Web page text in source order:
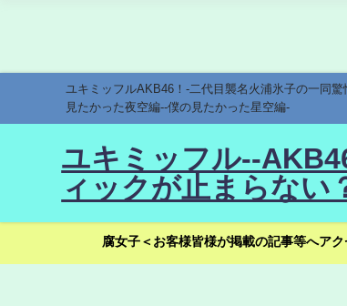
ユキミッフルAKB46！-二代目襲名火浦氷子の一同
見たかった夜空編--僕の見たかった星空編-
ユキミッフル--
ィックが止まらない
腐女子＜お客様皆様が掲載の記事等へア